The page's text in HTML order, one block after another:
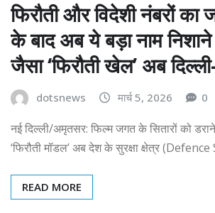
फिरौती और विदेशी नंबरों का
के बाद अब ये बड़ा नाम
जैसा ‘फिरौती खेल’ अब
dotsnews मार्च 5, 2026 0
नई दिल्ली/अमृतसर: फिल्म जगत के सितारों को
‘फिरौती मॉडल’ अब देश के सुरक्षा क्षेत्र
READ MORE